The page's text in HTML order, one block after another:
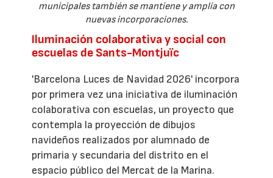
municipales también se mantiene y amplía con
nuevas incorporaciones.
Iluminación colaborativa y social con
escuelas de Sants-Montjuïc
'Barcelona Luces de Navidad 2026' incorpora
por primera vez una iniciativa de iluminación
colaborativa con escuelas, un proyecto que
contempla la proyección de dibujos
navideños realizados por alumnado de
primaria y secundaria del distrito en el
espacio público del Mercat de la Marina.